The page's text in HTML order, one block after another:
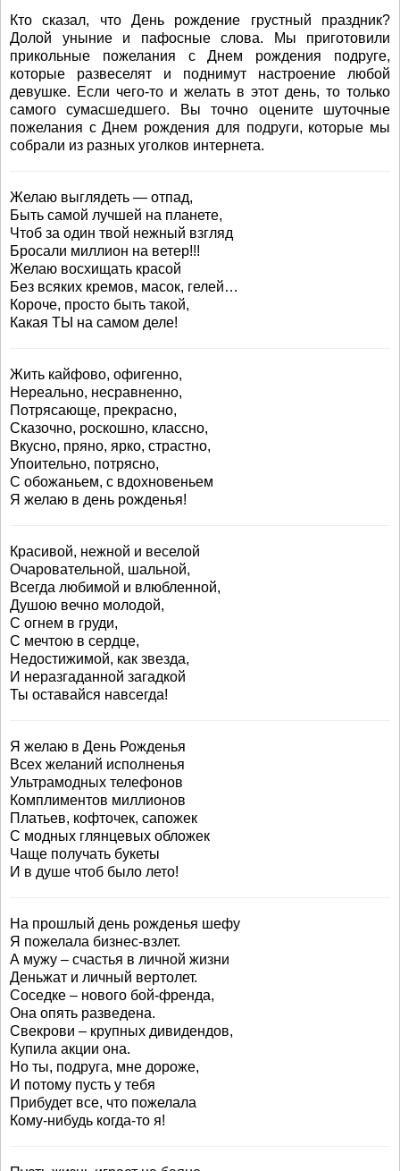
Кто сказал, что День рождение грустный праздник?
Долой уныние и пафосные слова. Мы приготовили
прикольные пожелания с Днем рождения подруге,
которые развеселят и поднимут настроение любой
девушке. Если чего-то и желать в этот день, то только
самого сумасшедшего. Вы точно оцените шуточные
пожелания с Днем рождения для подруги, которые мы
собрали из разных уголков интернета.
Желаю выглядеть — отпад,
Быть самой лучшей на планете,
Чтоб за один твой нежный взгляд
Бросали миллион на ветер!!!
Желаю восхищать красой
Без всяких кремов, масок, гелей…
Короче, просто быть такой,
Какая ТЫ на самом деле!
Жить кайфово, офигенно,
Нереально, несравненно,
Потрясающе, прекрасно,
Сказочно, роскошно, классно,
Вкусно, пряно, ярко, страстно,
Упоительно, потрясно,
С обожаньем, с вдохновеньем
Я желаю в день рожденья!
Красивой, нежной и веселой
Очаровательной, шальной,
Всегда любимой и влюбленной,
Душою вечно молодой,
С огнем в груди,
С мечтою в сердце,
Недостижимой, как звезда,
И неразгаданной загадкой
Ты оставайся навсегда!
Я желаю в День Рожденья
Всех желаний исполненья
Ультрамодных телефонов
Комплиментов миллионов
Платьев, кофточек, сапожек
С модных глянцевых обложек
Чаще получать букеты
И в душе чтоб было лето!
На прошлый день рожденья шефу
Я пожелала бизнес-взлет.
А мужу – счастья в личной жизни
Деньжат и личный вертолет.
Соседке – нового бой-френда,
Она опять разведена.
Свекрови – крупных дивидендов,
Купила акции она.
Но ты, подруга, мне дороже,
И потому пусть у тебя
Прибудет все, что пожелала
Кому-нибудь когда-то я!